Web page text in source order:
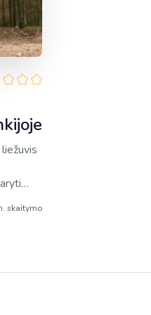
taip,
skaitymo